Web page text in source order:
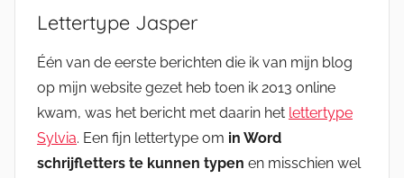
Lettertype Jasper
Één van de eerste berichten die ik van mijn blog
op mijn website gezet heb toen ik 2013 online
kwam, was het bericht met daarin het lettertype
Sylvia. Een fijn lettertype om in Word
schrijfletters te kunnen typen en misschien wel